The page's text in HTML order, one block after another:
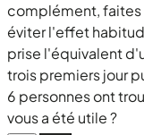
complément, faites
éviter l'effet
prise l'équivalent
trois premiers jour
6 personnes ont
vous a été utile ?